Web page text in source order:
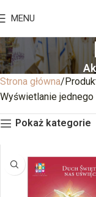
MENU
Strona główna
Wyświetlanie jednego
Pokaż kategorie